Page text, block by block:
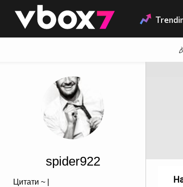
👾
spider922
Цитати ~